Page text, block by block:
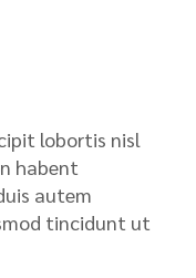
lobortis nisl
habent
autem
tincidunt ut